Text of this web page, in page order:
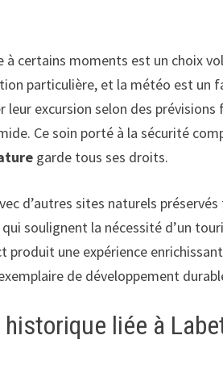
certains moments est un choix
particulière, et la météo est un
excursion selon des
Ce soin porté à la sécurité
garde tous ses droits.
d’autres sites naturels
soulignent la nécessité d’un
produit une expérience
de développement
liée à